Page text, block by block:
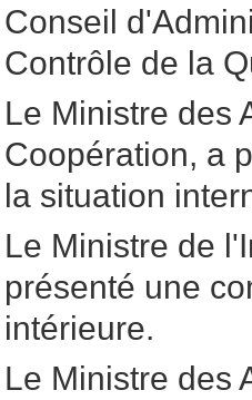
Conseil
Contrôle de la
Le Ministre des
Coopération, a
la situation
Le Ministre de
présenté une
intérieure.
Le Ministre des